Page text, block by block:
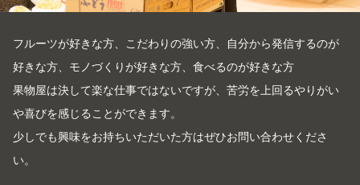
フルーツが好きな方、こだわりの強い方、自分から発信するのが
好きな方、モノづくりが好きな方、食べるのが好きな方
果物屋は決して楽な仕事ではないですが、苦労を上回るやりがい
や喜びを感じることができます。
少しでも興味をお持ちいただいた方はぜひお問い合わせくださ
い。